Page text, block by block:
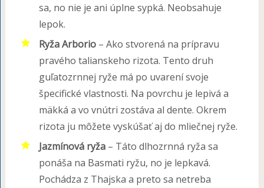
sa, no nie je ani úplne sypká. Neobsahuje
lepok.
Ryža Arborio– Ako stvorená na prípravu
pravého talianskeho rizota. Tento druh
guľatozrnnej ryže má po uvarení svoje
špecifické vlastnosti. Na povrchu je lepivá a
mäkká a vo vnútri zostáva al dente. Okrem
rizota ju môžete vyskúšať aj do mliečnej ryže.
Jazmínová ryža– Táto dlhozrnná ryža sa
ponáša na Basmati ryžu, no je lepkavá.
Pochádza z Thajska a preto sa netreba